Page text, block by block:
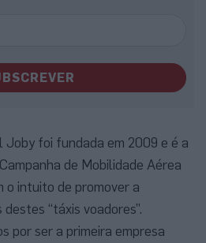
Joby foi fundada em 2009 e é a
de Mobilidade Aérea
o intuito de promover a
“táxis voadores”.
por ser a primeira empresa